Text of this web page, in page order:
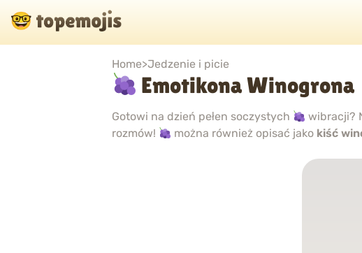
Home>Jedzenie i picie
Emotikona Winogrona
Gotowi na dzień pełen soczystych
wibracji?
rozmów!
można również opisać jako kiść